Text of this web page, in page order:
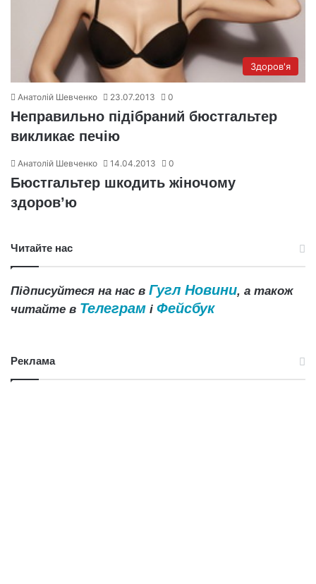
Здоров'я
Анатолій Шевченко 23.07.2013 0
Неправильно підібраний бюстгальтер
викликає печію
Анатолій Шевченко 14.04.2013 0
Бюстгальтер шкодить жіночому
здоров’ю
Читайте нас
Підписуйтеся на нас в Гугл Новини, а також
читайте в Телеграм і Фейсбук
Реклама